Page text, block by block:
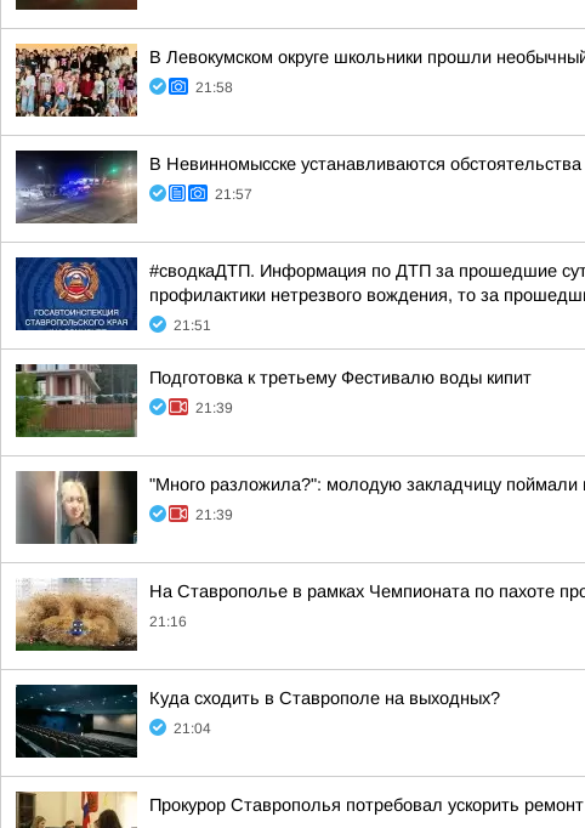
В Левокумском округе школьники прошли
21:58
В Невинномысске устанавливаются
21:57
#сводкаДТП. Информация по ДТП за прошедшие
профилактики нетрезвого вождения, то за
21:51
Подготовка к третьему Фестивалю воды кипит
21:39
"Много разложила?": молодую закладчицу поймали
21:39
На Ставрополье в рамках Чемпионата по пахоте
21:16
Куда сходить в Ставрополе на выходных?
21:04
Прокурор Ставрополья потребовал ускорить